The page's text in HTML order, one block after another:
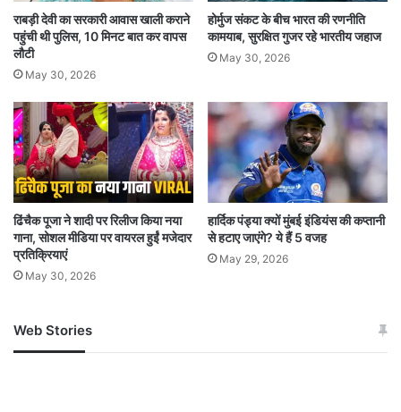
Chhattisgarh Naxal operation
Dhamtari-Gariaband Naxal activity
Gariaband Naxal encounter
Modem Balkrishna encounter
Odisha State Committee Secretary
STF and Cobra operation
Sugar patient Naxal leader
राबड़ी देवी का सरकारी आवास खाली कराने
पहुंची थी पुलिस, 10 मिनट बात कर वापस
लौटी
May 30, 2026
होर्मुज संकट के बीच भारत की रणनीति
कामयाब, सुरक्षित गुजर रहे भारतीय जहाज
May 30, 2026
ढिंचैक पूजा ने शादी पर रिलीज किया नया
गाना, सोशल मीडिया पर वायरल हुईं मजेदार
प्रतिक्रियाएं
May 30, 2026
हार्दिक पंड्या क्यों मुंबई इंडियंस की कप्तानी
से हटाए जाएंगे? ये हैं 5 वजह
May 29, 2026
Web Stories
जम्मू-कश्मीर में बारिश से
अपडेट
खाई में धक्का… आरोपियों ने